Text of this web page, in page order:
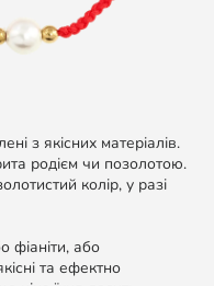
з якісних матеріалів.
родієм чи позолотою.
колір, у разі
фіаніти, або
та ефектно